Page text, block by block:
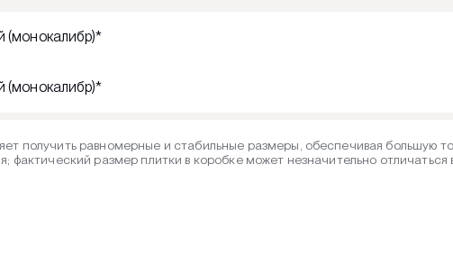
(монокалибр)*
(монокалибр)*
получить равномерные и стабильные размеры, обеспечивая большую
размер плитки в коробке может незначительно